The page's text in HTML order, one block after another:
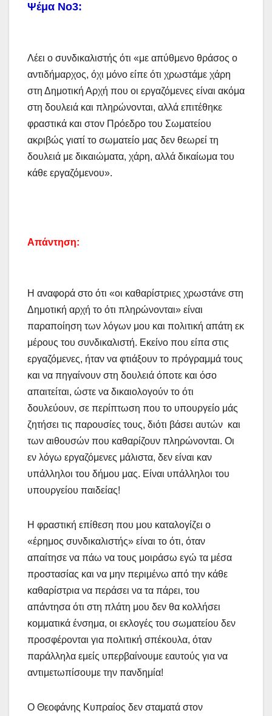
Ψέμα Νο3:
Λέει ο συνδικαλιστής ότι «με απύθμενο θράσος ο
αντιδήμαρχος, όχι μόνο είπε ότι χρωστάμε χάρη
στη Δημοτική Αρχή που οι εργαζόμενες είναι ακόμα
στη δουλειά και πληρώνονται, αλλά επιτέθηκε
φραστικά και στον Πρόεδρο του Σωματείου
ακριβώς γιατί το σωματείο μας δεν θεωρεί τη
δουλειά με δικαιώματα, χάρη, αλλά δικαίωμα του
κάθε εργαζόμενου».
Απάντηση:
Η αναφορά στο ότι «οι καθαρίστριες χρωστάνε στη
Δημοτική αρχή το ότι πληρώνονται» είναι
παραποίηση των λόγων μου και πολιτική απάτη εκ
μέρους του συνδικαλιστή. Εκείνο που είπα στις
εργαζόμενες, ήταν να φτιάξουν το πρόγραμμά τους
και να πηγαίνουν στη δουλειά όποτε και όσο
απαιτείται, ώστε να δικαιολογούν το ότι
δουλεύουν, σε περίπτωση που το υπουργείο μάς
ζητήσει τις παρουσίες τους, διότι βάσει αυτών και
των αιθουσών που καθαρίζουν πληρώνονται. Οι
εν λόγω εργαζόμενες μάλιστα, δεν είναι καν
υπάλληλοι του δήμου μας. Είναι υπάλληλοι του
υπουργείου παιδείας!
Η φραστική επίθεση που μου καταλογίζει ο
«έρημος συνδικαλιστής» είναι το ότι, όταν
απαίτησε να πάω να τους μοιράσω εγώ τα μέσα
προστασίας και να μην περιμένω από την κάθε
καθαρίστρια να περάσει να τα πάρει, του
απάντησα ότι στη πλάτη μου δεν θα κολλήσει
κομματικά ένσημα, οι εκλογές του σωματείου δεν
προσφέρονται για πολιτική σπέκουλα, όταν
παράλληλα εμείς υπερβαίνουμε εαυτούς για να
αντιμετωπίσουμε την πανδημία!
Ο Θεοφάνης Κυπραίος δεν σταματά στον